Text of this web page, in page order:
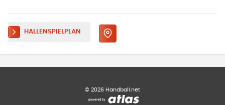
HALLENSPIELPLAN
© 2026 Handball.net